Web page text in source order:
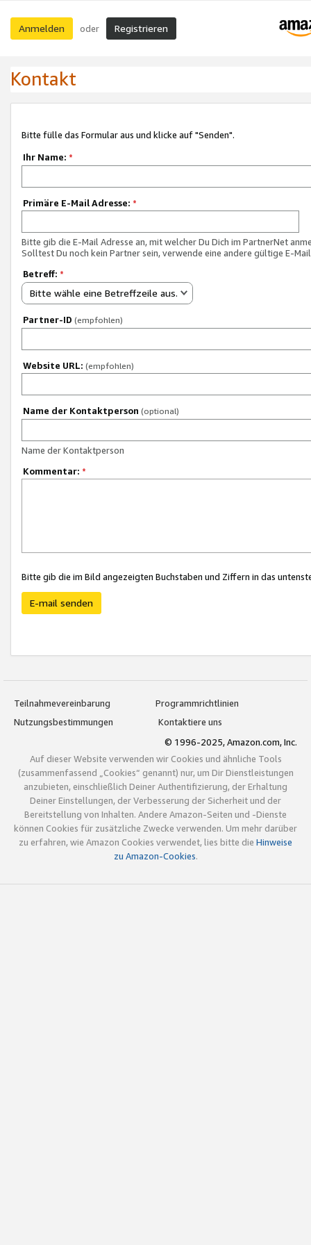
Anmelden oder Registrieren
Kontakt
Bitte fülle das Formular aus und klicke auf "Senden".
Ihr Name: *
Primäre E-Mail Adresse: *
Bitte gib die E-Mail Adresse an, mit welcher Du Dich im PartnerNet
Solltest Du noch kein Partner sein, verwende eine andere gültige E-
Betreff: *
Bitte wähle eine Betreffzeile aus.
Partner-ID (empfohlen)
Website URL: (empfohlen)
Name der Kontaktperson (optional)
Name der Kontaktperson
Kommentar: *
Bitte gib die im Bild angezeigten Buchstaben und Ziffern in das
E-mail senden
Teilnahmevereinbarung
Programmrichtlinien
Nutzungsbestimmungen
Kontaktiere uns
© 1996-2025, Amazon.com, Inc.
Auf dieser Website verwenden wir Cookies und ähnliche Tools
(zusammenfassend „Cookies“ genannt) nur, um Dir Dienstleistungen
anzubieten, einschließlich Deiner Authentifizierung, der Erhaltung
Deiner Einstellungen, der Verbesserung der Sicherheit und der
Bereitstellung von Inhalten. Andere Amazon-Seiten und -Dienste
können Cookies für zusätzliche Zwecke verwenden. Um mehr darüber
zu erfahren, wie Amazon Cookies verwendet, lies bitte die Hinweise
zu Amazon-Cookies.